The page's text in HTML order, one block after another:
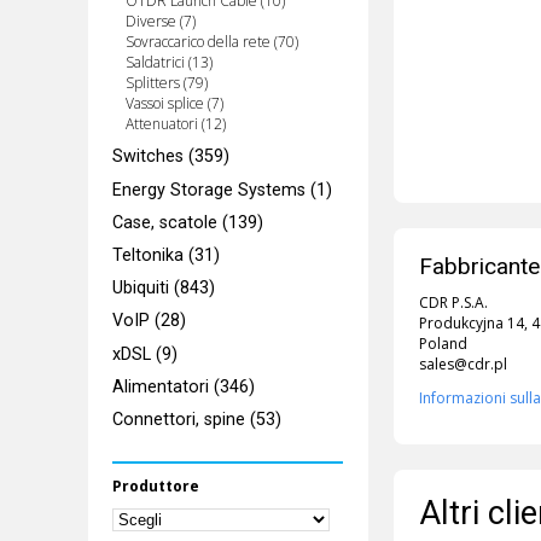
Diverse (7)
Sovraccarico della rete (70)
Saldatrici (13)
Splitters (79)
Vassoi splice (7)
Attenuatori (12)
Switches (359)
Energy Storage Systems (1)
Case, scatole (139)
Teltonika (31)
Ubiquiti (843)
VoIP (28)
xDSL (9)
Alimentatori (346)
Connettori, spine (53)
Produttore
CDR P.S.A.
Produkcyjna 14,
Poland
sales@cdr.pl
Informazioni
Altri